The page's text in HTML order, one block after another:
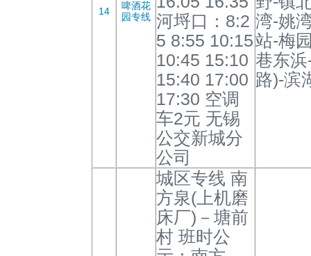
14
啤酒花
园专线 河埒口：8:2
5 8:55 10:15
10:45 15:10
15:40 17:00
17:30 空调
车2元 无锡
公交新城分
公司
湾-姚
站-梅
巷东
路)-滨
城区专线 南
方泉(上机磨
床厂)－塘前
村 班时公